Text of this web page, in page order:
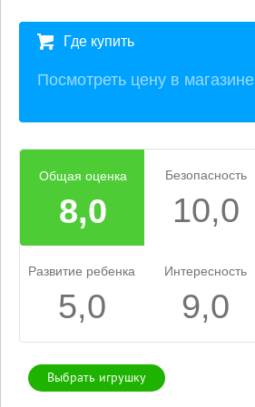
Где купить
Посмотреть цену в магазине
Общая оценка
8,0
Безопасность
10,0
Развитие ребенка
5,0
Интересность
9,0
Выбрать игрушку